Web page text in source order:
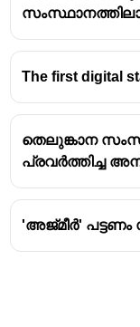
The first digital
തെലുങ്കാന
പ്രവർത്തിച്ച
'അജ്മീർ'